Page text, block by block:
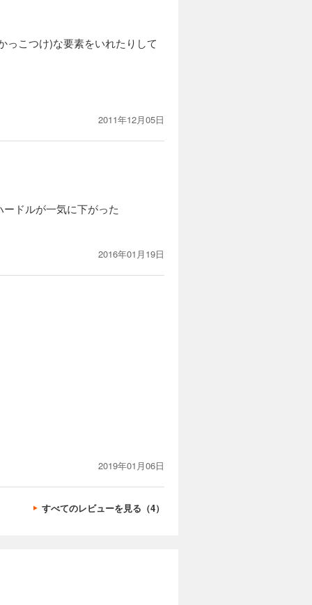
っこつけ)な要素をいれたりして
2011年12月05日
ドルが一気に下がった
2016年01月19日
2019年01月06日
すべてのレビューを見る（4）